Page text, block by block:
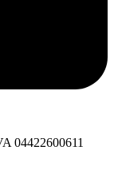
04422600611